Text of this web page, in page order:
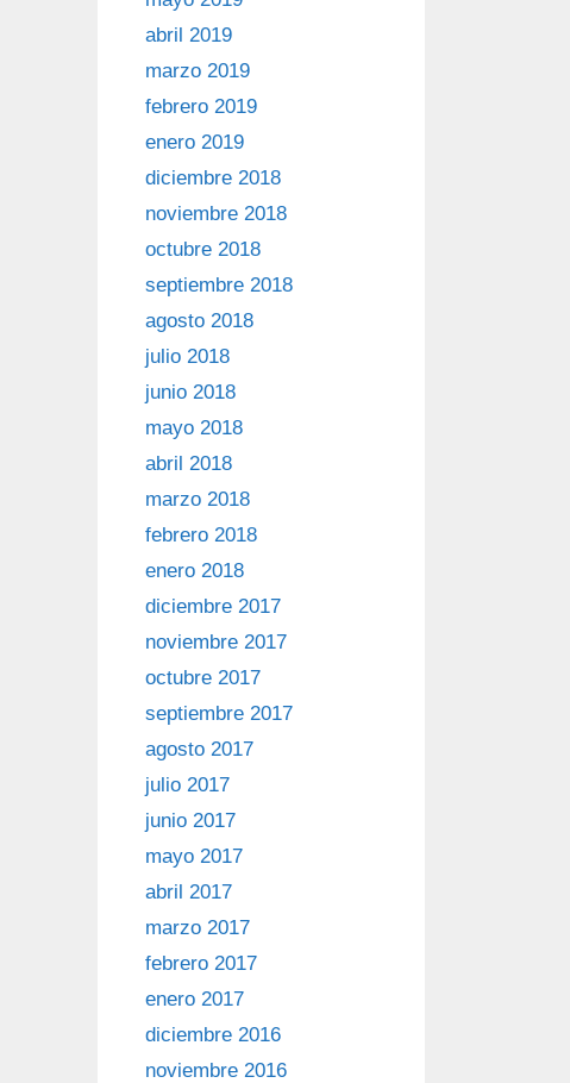
abril 2019
marzo 2019
febrero 2019
enero 2019
diciembre 2018
noviembre 2018
octubre 2018
septiembre 2018
agosto 2018
julio 2018
junio 2018
mayo 2018
abril 2018
marzo 2018
febrero 2018
enero 2018
diciembre 2017
noviembre 2017
octubre 2017
septiembre 2017
agosto 2017
julio 2017
junio 2017
mayo 2017
abril 2017
marzo 2017
febrero 2017
enero 2017
diciembre 2016
noviembre 2016